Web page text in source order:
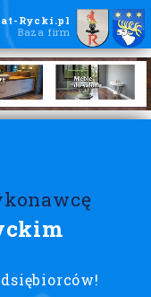
Rycki.pl
Baza firm